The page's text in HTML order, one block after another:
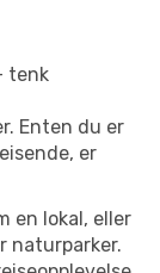
tenk
Enten du er
er
en lokal, eller
naturparker.